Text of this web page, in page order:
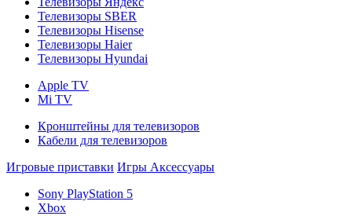
Телевизоры SBER
Телевизоры Hisense
Телевизоры Haier
Телевизоры Hyundai
Apple TV
Mi TV
Кронштейны для телевизоров
Кабели для телевизоров
Игровые приставки Игры Аксессуары
Sony PlayStation 5
Xbox